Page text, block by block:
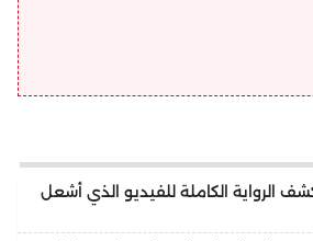
الرواية الكاملة للفيديو الذي أشعل